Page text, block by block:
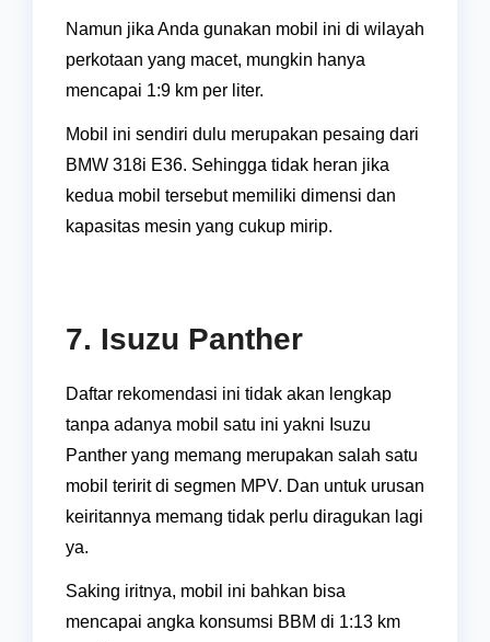
Namun jika Anda gunakan mobil ini di wilayah
perkotaan yang macet, mungkin hanya
mencapai 1:9 km per liter.
Mobil ini sendiri dulu merupakan pesaing dari
BMW 318i E36. Sehingga tidak heran jika
kedua mobil tersebut memiliki dimensi dan
kapasitas mesin yang cukup mirip.
7. Isuzu Panther
Daftar rekomendasi ini tidak akan lengkap
tanpa adanya mobil satu ini yakni Isuzu
Panther yang memang merupakan salah satu
mobil teririt di segmen MPV. Dan untuk urusan
keiritannya memang tidak perlu diragukan lagi
ya.
Saking iritnya, mobil ini bahkan bisa
mencapai angka konsumsi BBM di 1:13 km